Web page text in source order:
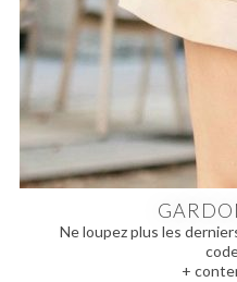
Ne loupez plus les
+